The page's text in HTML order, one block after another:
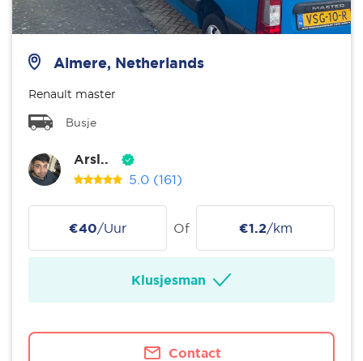
Almere, Netherlands
Renault master
Busje
Arsl..
5.0 (161)
€40/Uur Of €1.2/km
Klusjesman
Contact